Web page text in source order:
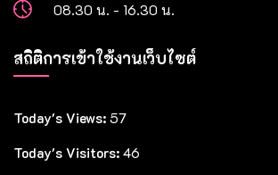
08.30 น. - 16.30 น.
สถิติการเข้าใช้งานเว็บไซต์
Today's Views: 57
Today's Visitors: 46